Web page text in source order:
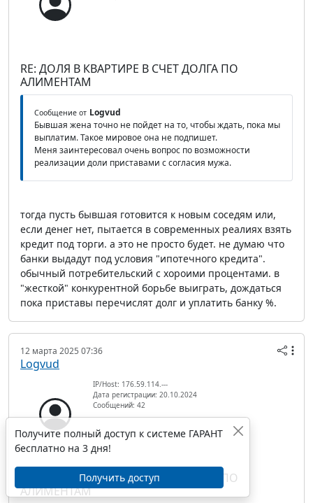
RE: ДОЛЯ В КВАРТИРЕ В СЧЕТ ДОЛГА ПО
АЛИМЕНТАМ
Сообщение от Logvud
Бывшая жена точно не пойдет на то, чтобы ждать, пока мы
выплатим. Такое мировое она не подпишет.
Меня заинтересовал очень вопрос по возможности
реализации доли приставами с согласия мужа.
тогда пусть бывшая готовится к новым соседям или,
если денег нет, пытается в современных реалиях взять
кредит под торги. а это не просто будет. не думаю что
банки выдадут под условия "ипотечного кредита".
обычный потребительский с хороими процентами. в
"жесткой" конкурентной борьбе выиграть, дождаться
пока приставы перечислят долг и уплатить банку %.
12 марта 2025 07:36
Logvud
IP/Host: 176.59.114.---
Дата регистрации: 20.10.2024
Сообщений: 42
RE: ДОЛЯ В КВАРТИРЕ В СЧЕТ ДОЛГА ПО
АЛИМЕНТАМ
Получите полный доступ к системе ГАРАНТ
бесплатно на 3 дня!
Получить доступ